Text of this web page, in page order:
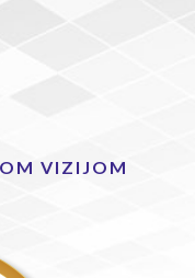
VIZIJOM